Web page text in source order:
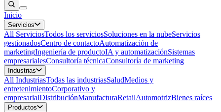
Inicio
Servicios
All ServiciosTodos los serviciosSoluciones en la nubeServicios
gestionadosCentro de contactoAutomatización de
marketingIngeniería de productoIA y automatizaciónSistemas
empresarialesConsultoría técnicaConsultoría de marketing
Industrias
All IndustriasTodas las industriasSaludMedios y
entretenimientoCorporativo y
empresarialDistribuciónManufacturaRetailAutomotrizBienes raíces
Productos